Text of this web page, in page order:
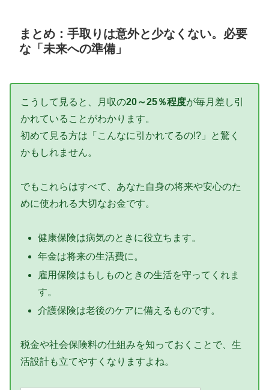
まとめ：手取りは意外と少なくない。必要
な「未来への準備」
こうして見ると、月収の20～25％程度が毎月差し引
かれていることがわかります。
初めて見る方は「こんなに引かれてるの!?」と驚く
かもしれません。
でもこれらはすべて、あなた自身の将来や安心のた
めに使われる大切なお金です。
健康保険は病気のときに役立ちます。
年金は将来の生活費に。
雇用保険はもしものときの生活を守ってくれま
す。
介護保険は老後のケアに備えるものです。
税金や社会保険料の仕組みを知っておくことで、生
活設計も立てやすくなりますよね。